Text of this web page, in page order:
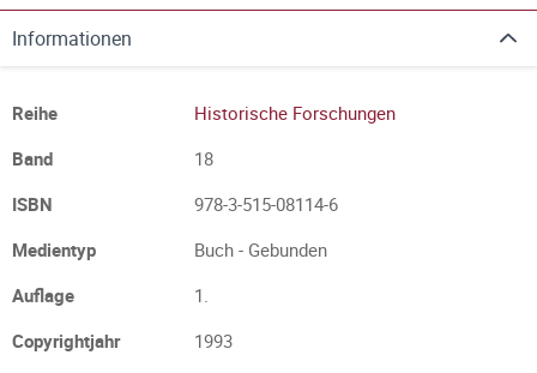
Informationen
Reihe
Historische Forschungen
Band
18
ISBN
978-3-515-08114-6
Medientyp
Buch - Gebunden
Auflage
1.
Copyrightjahr
1993